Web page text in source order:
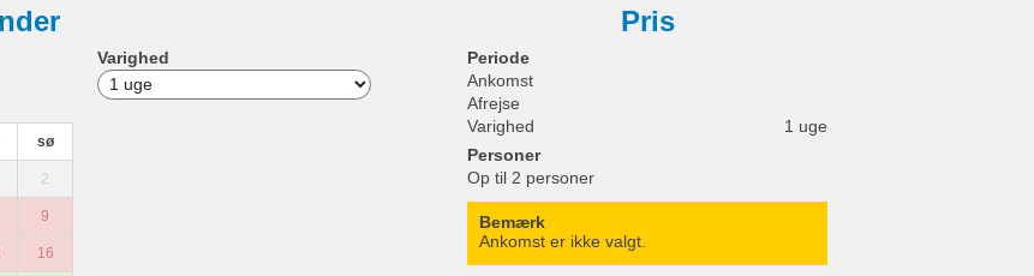
sø
2
9
16
Varighed
Pris
Periode
Ankomst
Afrejse
Varighed
1 uge
Personer
Op til 2 personer
Bemærk
Ankomst er ikke valgt.